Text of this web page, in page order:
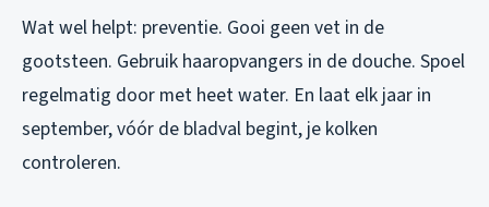
Wat wel helpt: preventie. Gooi geen vet in de
gootsteen. Gebruik haaropvangers in de douche. Spoel
regelmatig door met heet water. En laat elk jaar in
september, vóór de bladval begint, je kolken
controleren.